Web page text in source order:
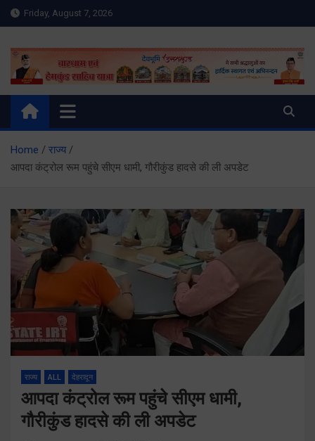
Skip
to
Friday, August 7, 2026
Meru Raibar | Uttarakhand
News | Uttarkashi News
meruraibar.com
Home
राज्य
आपदा कंट्रोल रूम पहुंचे सीएम धामी, गौरीकुंड हादसे की ली अपडेट
राज्य ALL देहरादून
आपदा कंट्रोल रूम पहुंचे सीएम धामी,
गौरीकुंड हादसे की ली अपडेट